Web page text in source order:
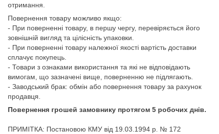
отримання.
Повернення товару можливо якщо:
- При поверненні товару, в першу чергу, перевіряється його
зовнішній вигляд та цілісність упаковки.
- При поверненні товару належної якості вартість доставки
сплачує покупець.
- Товари з ознаками використання та які не відповідають
вимогам, що зазначені вище, поверненню не підлягають.
- Заводський брак: обмін або повернення товару за рахунок
продавця.
Повернення грошей замовнику протягом 5 робочих днів.
ПРИМІТКА: Постановою КМУ від 19.03.1994 р. № 172